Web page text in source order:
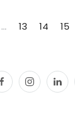
… 13 14 15